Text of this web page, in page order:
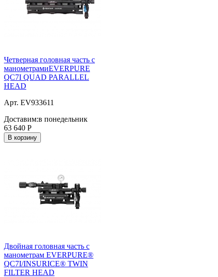
Четверная головная часть с
манометрамиEVERPURE
QC7I QUAD PARALLEL
HEAD
Арт. EV933611
Доставим:в понедельник
63 640 Р
В корзину
Двойная головная часть с
манометрам EVERPURE®
QC7I/INSURICE® TWIN
FILTER HEAD